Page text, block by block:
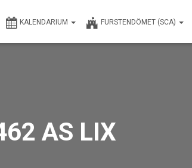
KALENDARIUM FURSTENDÖMET (SCA)
AS LIX